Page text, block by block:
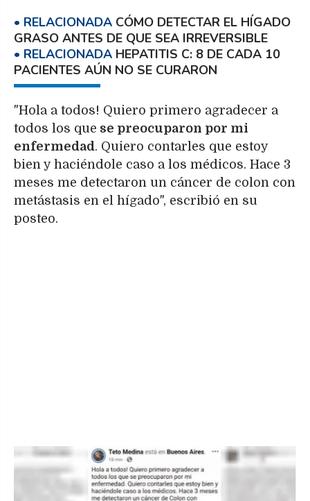
CÓMO DETECTAR EL HÍGADO
GRASO ANTES DE QUE SEA IRREVERSIBLE
HEPATITIS C: 8 DE CADA 10
PACIENTES AÚN NO SE CURARON
"Hola a todos! Quiero primero agradecer a
todos los que se preocuparon por mi
enfermedad. Quiero contarles que estoy
bien y haciéndole caso a los médicos. Hace 3
meses me detectaron un cáncer de colon con
metástasis en el hígado", escribió en su
posteo.